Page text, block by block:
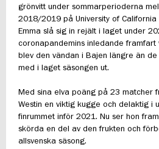
grönvitt under sommarperioderna
2018/2019 på University of California
Emma slå sig in rejält i laget under
coronapandemins inledande framfart
blev den vändan i Bajen längre än
med i laget säsongen ut.
Med sina elva poäng på 23 matcher
Westin en viktig kugge och delaktig i
finrummet inför 2021. Nu ser hon
skörda en del av den frukten och
allsvenska säsong.